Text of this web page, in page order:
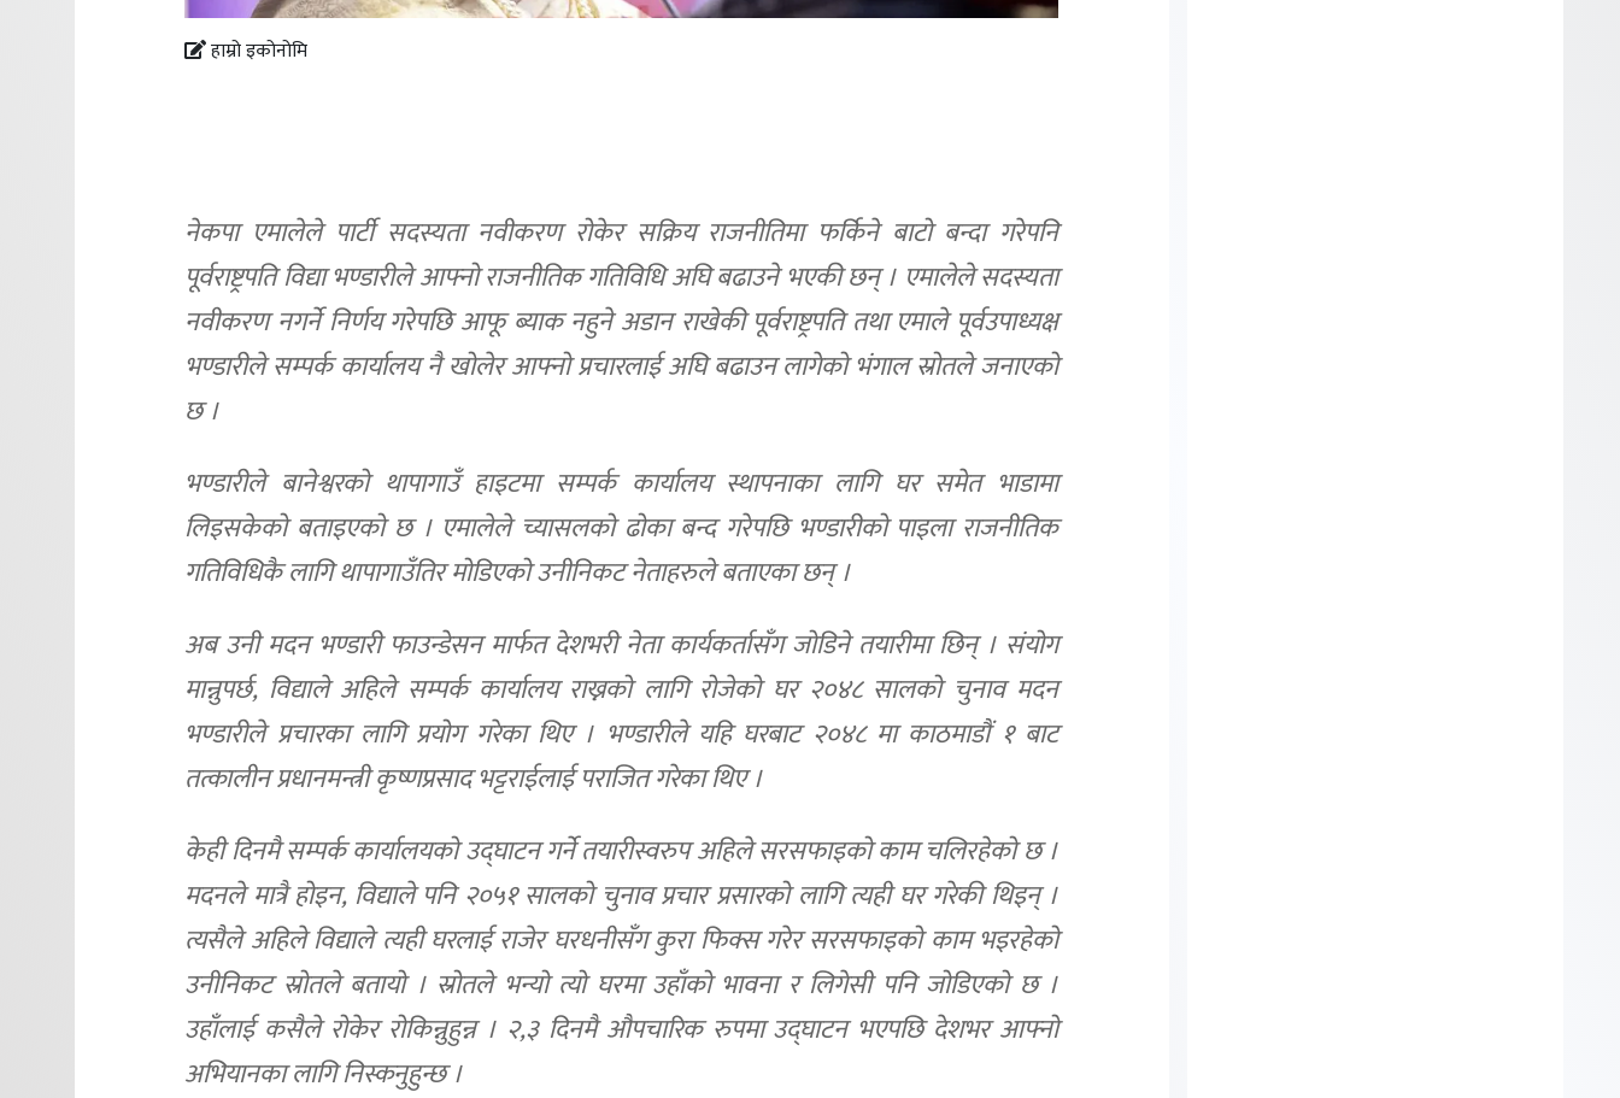
हाम्रो इकोनोमि
नेकपा एमालेले पार्टी सदस्यता नवीकरण रोकेर सक्रिय राजनीतिमा फर्किने बाटो बन्दा गरेपनि
पूर्वराष्ट्रपति विद्या भण्डारीले आफ्नो राजनीतिक गतिविधि अघि बढाउने भएकी छन् । एमालेले सदस्यता
नवीकरण नगर्ने निर्णय गरेपछि आफू ब्याक नहुने अडान राखेकी पूर्वराष्ट्रपति तथा एमाले पूर्वउपाध्यक्ष
भण्डारीले सम्पर्क कार्यालय नै खोलेर आफ्नो प्रचारलाई अघि बढाउन लागेको भंगाल स्रोतले जनाएको
छ ।
भण्डारीले बानेश्वरको थापागाउँ हाइटमा सम्पर्क कार्यालय स्थापनाका लागि घर समेत भाडामा
लिइसकेको बताइएको छ । एमालेले च्यासलको ढोका बन्द गरेपछि भण्डारीको पाइला राजनीतिक
गतिविधिकै लागि थापागाउँतिर मोडिएको उनीनिकट नेताहरुले बताएका छन् ।
अब उनी मदन भण्डारी फाउन्डेसन मार्फत देशभरी नेता कार्यकर्तासँग जोडिने तयारीमा छिन् । संयोग
मान्नुपर्छ, विद्याले अहिले सम्पर्क कार्यालय राख्नको लागि रोजेको घर २०४८ सालको चुनाव मदन
भण्डारीले प्रचारका लागि प्रयोग गरेका थिए । भण्डारीले यहि घरबाट २०४८ मा काठमाडौं १ बाट
तत्कालीन प्रधानमन्त्री कृष्णप्रसाद भट्टराईलाई पराजित गरेका थिए ।
केही दिनमै सम्पर्क कार्यालयको उद्घाटन गर्ने तयारीस्वरुप अहिले सरसफाइको काम चलिरहेको छ ।
मदनले मात्रै होइन, विद्याले पनि २०५१ सालको चुनाव प्रचार प्रसारको लागि त्यही घर गरेकी थिइन् ।
त्यसैले अहिले विद्याले त्यही घरलाई राजेर घरधनीसँग कुरा फिक्स गरेर सरसफाइको काम भइरहेको
उनीनिकट स्रोतले बतायो । स्रोतले भन्यो त्यो घरमा उहाँको भावना र लिगेसी पनि जोडिएको छ ।
उहाँलाई कसैले रोकेर रोकिन्नुहुन्न । २,३ दिनमै औपचारिक रुपमा उद्घाटन भएपछि देशभर आफ्नो
अभियानका लागि निस्कनुहुन्छ ।